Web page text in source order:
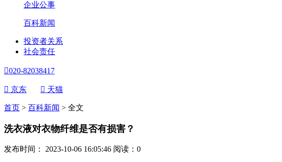
企业公事
百科新闻
投资者关系
社会责任
020-82038417
 京东  天猫
首页 > 百科新闻 > 全文
洗衣液对衣物纤维是否有损害？
发布时间： 2023-10-06 16:05:46 阅读： 0